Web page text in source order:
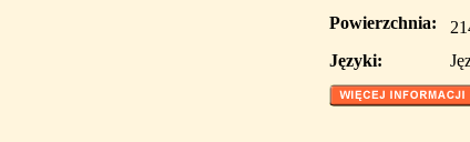
Powierzchnia:
Języki: